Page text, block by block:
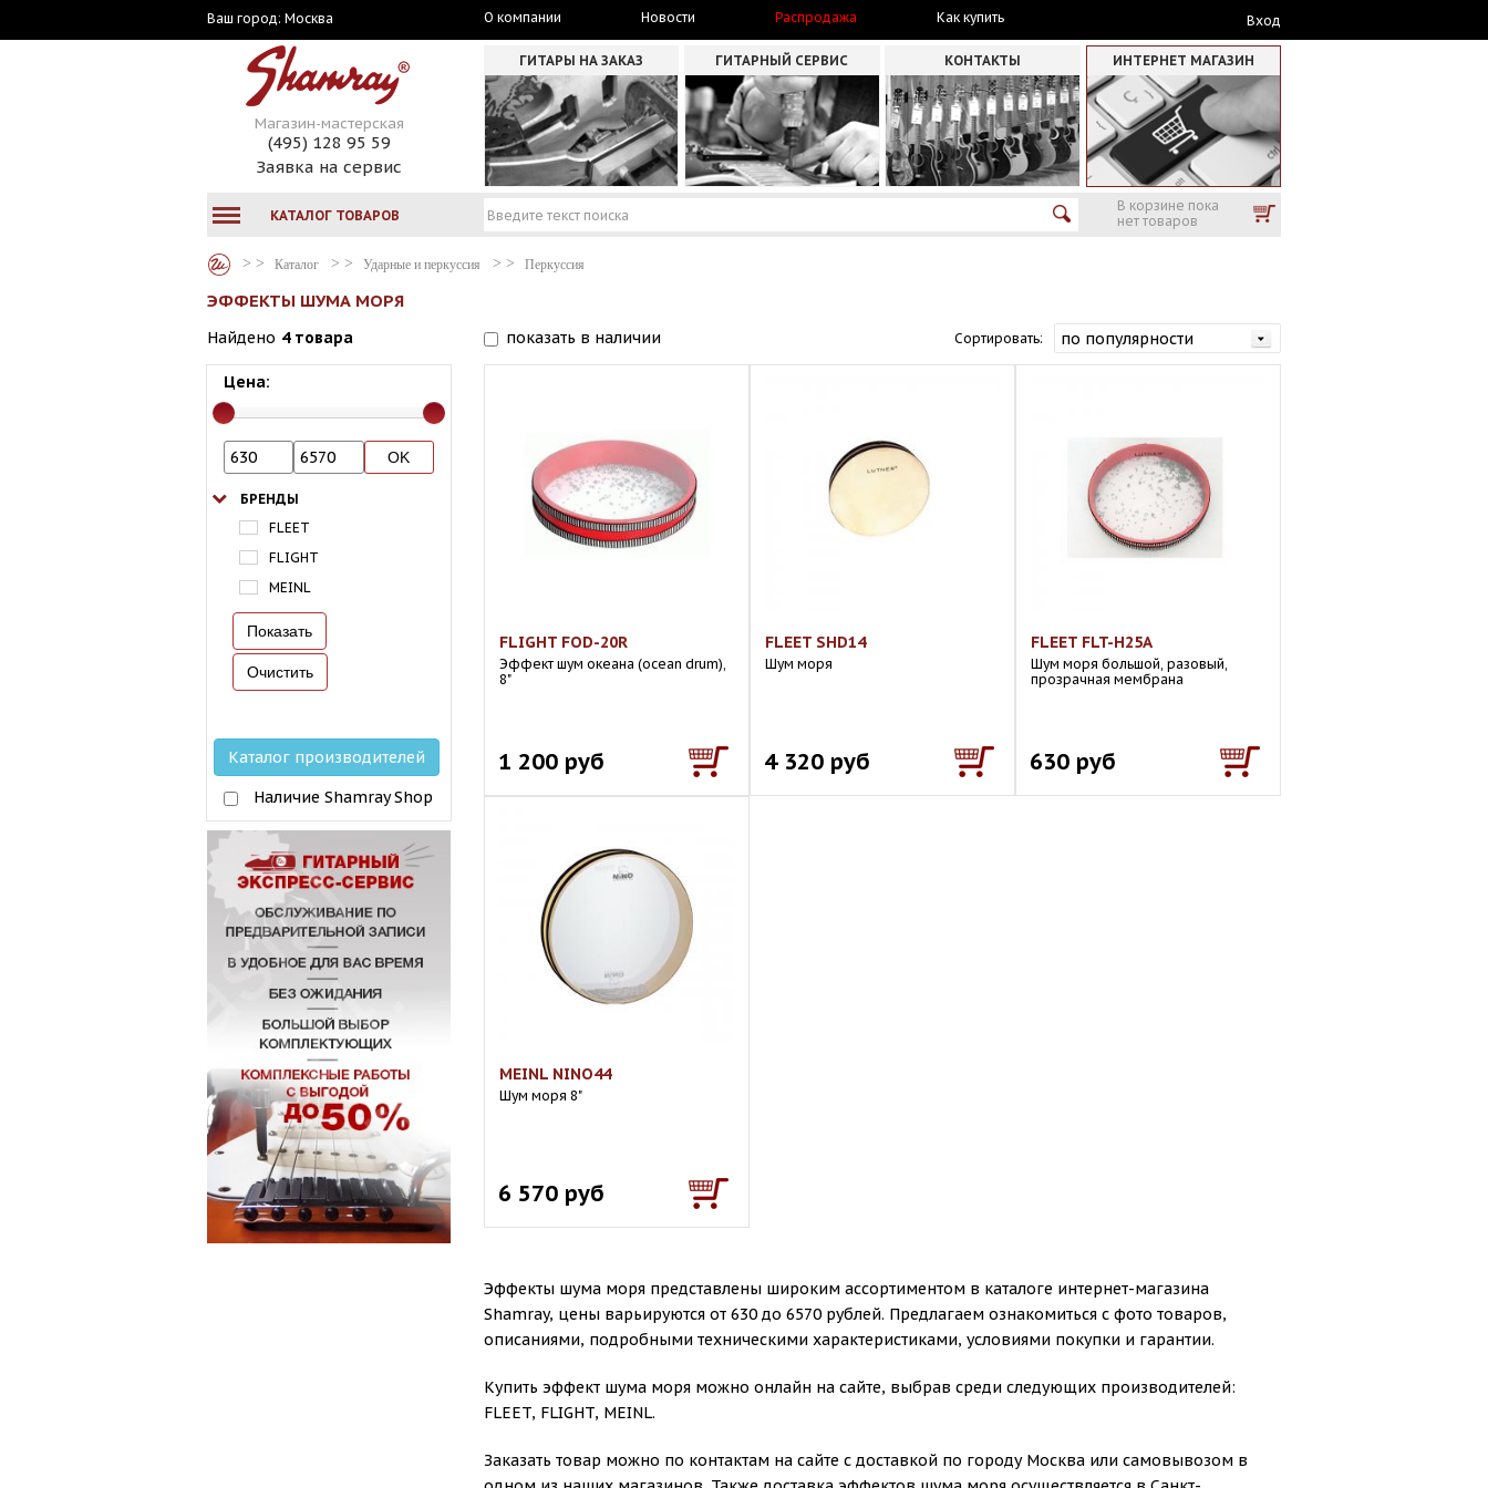
Ваш город: Москва О компании Новости Распродажа Как купить Вход
Магазин-мастерская
(495) 128 95 59
Заявка на сервис
ГИТАРЫ НА ЗАКАЗ ГИТАРНЫЙ СЕРВИС КОНТАКТЫ ИНТЕРНЕТ МАГАЗИН
КАТАЛОГ ТОВАРОВ
В корзине пока
нет товаров
Каталог Ударные и перкуссия Перкуссия
ЭФФЕКТЫ ШУМА МОРЯ
Найдено 4 товара показать в наличии Сортировать:
Цена:
БРЕНДЫ
FLEET
FLIGHT
MEINL
Каталог производителей
Наличие Shamray Shop
FLIGHT FOD-20R
Эффект шум океана (ocean drum),
8"
1 200 руб
FLEET SHD14
Шум моря
4 320 руб
FLEET FLT-H25A
Шум моря большой, разовый,
прозрачная мембрана
630 руб
MEINL NINO44
Шум моря 8"
6 570 руб
Эффекты шума моря представлены широким ассортиментом в каталоге интернет-магазина
Shamray, цены варьируются от 630 до 6570 рублей. Предлагаем ознакомиться с фото товаров,
описаниями, подробными техническими характеристиками, условиями покупки и гарантии.
Купить эффект шума моря можно онлайн на сайте, выбрав среди следующих производителей:
FLEET, FLIGHT, MEINL.
Заказать товар можно по контактам на сайте с доставкой по городу Москва или самовывозом в